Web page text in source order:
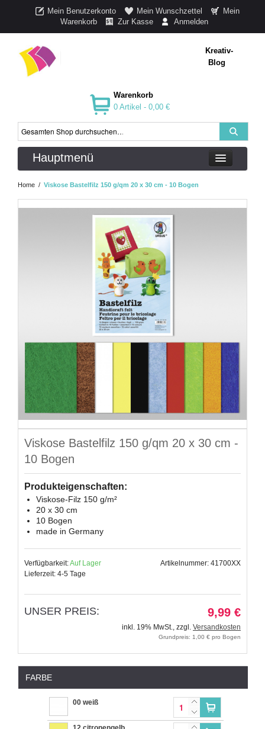
Mein Benutzerkonto Mein Wunschzettel
Mein
Warenkorb
Zur Kasse Anmelden
Kreativ-
Blog
Warenkorb
0 Artikel - 0,00 €
Hauptmenü
Home / Viskose Bastelfilz 150 g/qm 20 x 30 cm - 10 Bogen
Viskose Bastelfilz 150 g/qm 20 x 30 cm -
10 Bogen
Produkteigenschaften:
Viskose-Filz 150 g/m²
20 x 30 cm
10 Bogen
made in Germany
Verfügbarkeit:Auf Lager
Lieferzeit: 4-5 Tage
Artikelnummer: 41700XX
UNSER PREIS: 9,99 €
inkl. 19% MwSt., zzgl. Versandkosten
Grundpreis: 1,00 € pro Bogen
FARBE
00 weiß